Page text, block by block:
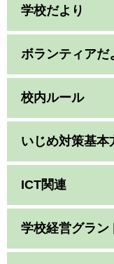
学校だより
ボランティアだ
校内ルール
いじめ対策基本
ICT関連
学校経営グラン